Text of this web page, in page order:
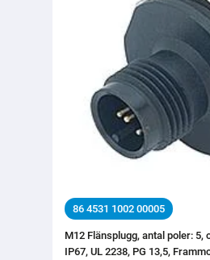
86 4531 1002 00005
M12 Flänsplugg, antal poler: 5,
IP67, UL 2238, PG 13,5,